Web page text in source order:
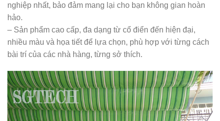
nghiệp nhất, bảo đảm mang lại cho bạn không gian hoàn
hảo.
– Sản phẩm cao cấp, đa dạng từ cổ điển đến hiện đại,
nhiều màu và họa tiết để lựa chọn, phù hợp với từng cách
bài trí của các nhà hàng, từng sở thích.